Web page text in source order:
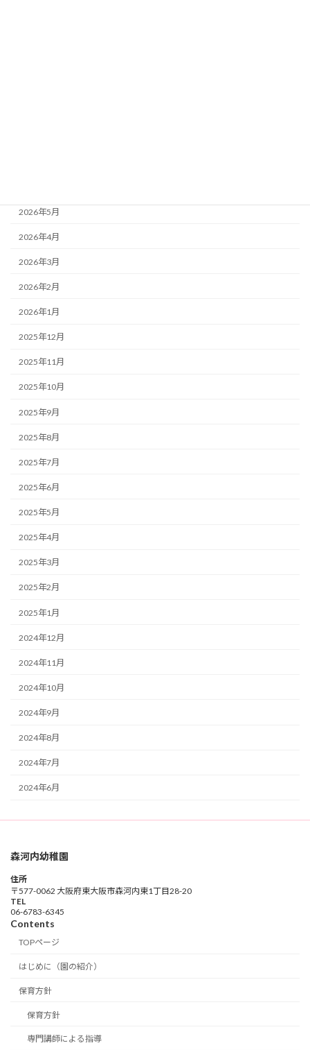
2026年5月
2026年4月
2026年3月
2026年2月
2026年1月
2025年12月
2025年11月
2025年10月
2025年9月
2025年8月
2025年7月
2025年6月
2025年5月
2025年4月
2025年3月
2025年2月
2025年1月
2024年12月
2024年11月
2024年10月
2024年9月
2024年8月
2024年7月
2024年6月
森河内幼稚園
住所
〒577-0062 大阪府東大阪市森河内東1丁目28-20
TEL
06-6783-6345
Contents
TOPページ
はじめに（園の紹介）
保育方針
保育方針
専門講師による指導